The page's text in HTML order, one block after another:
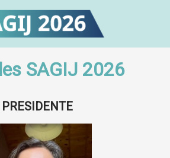
SAGIJ 2026
PRESIDENTE